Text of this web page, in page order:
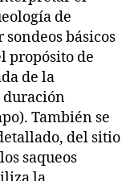
de
básicos
propósito de
de la
duración
También se
del sitio
saqueos